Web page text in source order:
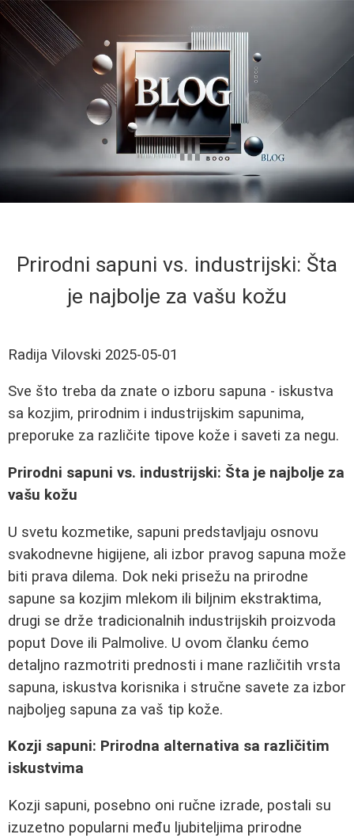
Prirodni sapuni vs. industrijski: Šta
je najbolje za vašu kožu
Radija Vilovski 2025-05-01
Sve što treba da znate o izboru sapuna - iskustva
sa kozjim, prirodnim i industrijskim sapunima,
preporuke za različite tipove kože i saveti za negu.
Prirodni sapuni vs. industrijski: Šta je najbolje za
vašu kožu
U svetu kozmetike, sapuni predstavljaju osnovu
svakodnevne higijene, ali izbor pravog sapuna može
biti prava dilema. Dok neki prisežu na prirodne
sapune sa kozjim mlekom ili biljnim ekstraktima,
drugi se drže tradicionalnih industrijskih proizvoda
poput Dove ili Palmolive. U ovom članku ćemo
detaljno razmotriti prednosti i mane različitih vrsta
sapuna, iskustva korisnika i stručne savete za izbor
najboljeg sapuna za vaš tip kože.
Kozji sapuni: Prirodna alternativa sa različitim
iskustvima
Kozji sapuni, posebno oni ručne izrade, postali su
izuzetno popularni među ljubiteljima prirodne